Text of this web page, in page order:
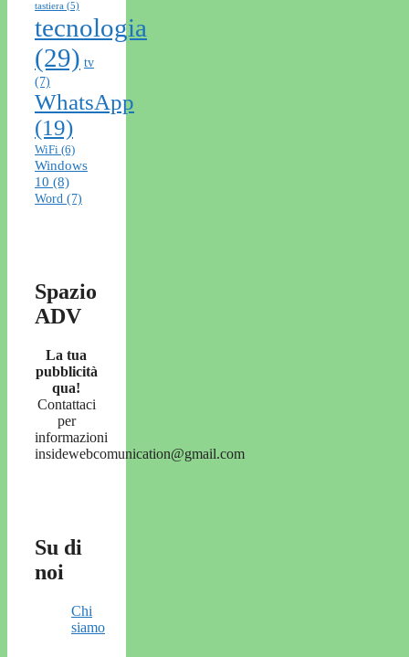
tastiera (5)
tecnologia
(29) tv
(7)
WhatsApp
(19)
WiFi (6)
Windows
10 (8)
Word (7)
Spazio
ADV
La tua
pubblicità
qua!
Contattaci
per
informazioni
insidewebcomunication@gmail.com
Su di
noi
Chi
siamo